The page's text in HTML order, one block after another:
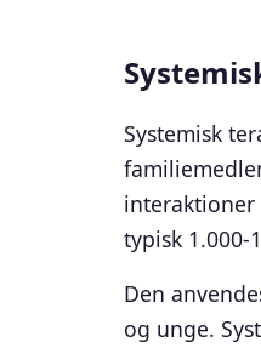
Systemisk
interaktioner
typisk 1.000-
Den
og unge.